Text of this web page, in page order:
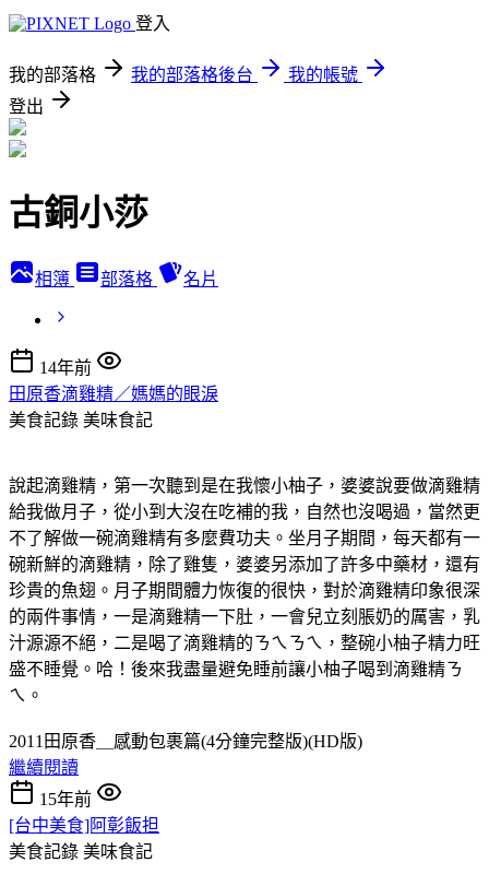
登入
我的部落格 我的部落格後台
我的帳號
登出
古銅小莎
相簿 部落格 名片
14年前
田原香滴雞精／媽媽的眼淚
美食記錄 美味食記
說起滴雞精，第一次聽到是在我懷小柚子，婆婆說要做滴雞精
給我做月子，從小到大沒在吃補的我，自然也沒喝過，當然更
不了解做一碗滴雞精有多麼費功夫。坐月子期間，每天都有一
碗新鮮的滴雞精，除了雞隻，婆婆另添加了許多中藥材，還有
珍貴的魚翅。月子期間體力恢復的很快，對於滴雞精印象很深
的兩件事情，一是滴雞精一下肚，一會兒立刻脹奶的厲害，乳
汁源源不絕，二是喝了滴雞精的ㄋㄟㄋㄟ，整碗小柚子精力旺
盛不睡覺。哈！後來我盡量避免睡前讓小柚子喝到滴雞精ㄋ
ㄟ。
2011田原香＿感動包裹篇(4分鐘完整版)(HD版)
繼續閱讀
15年前
[台中美食]阿彰飯担
美食記錄 美味食記